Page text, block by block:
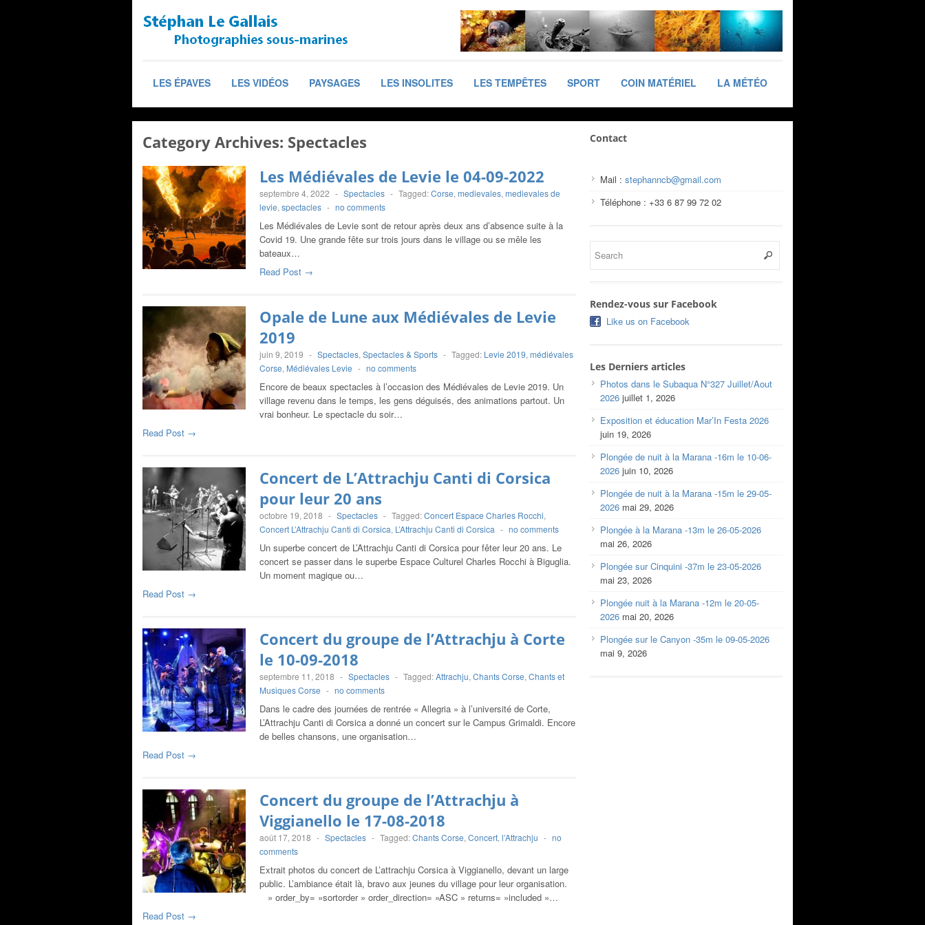
LES ÉPAVES LES VIDÉOS PAYSAGES LES INSOLITES LES TEMPÊTES SPORT COIN MATÉRIEL LA MÉTÉO
Category Archives: Spectacles
Les Médiévales de Levie le 04-09-2022
septembre 4, 2022 - Spectacles - Tagged:Corse, medievales, medievales de
levie, spectacles - no comments
Les Médiévales de Levie sont de retour après deux ans d’absence suite à la
Covid 19. Une grande fête sur trois jours dans le village ou se mêle les
bateaux…
Read Post →
Opale de Lune aux Médiévales de Levie
2019
juin 9, 2019 - Spectacles, Spectacles & Sports - Tagged: Levie 2019, médiévales
Corse, Médiévales Levie - no comments
Encore de beaux spectacles à l’occasion des Médiévales de Levie 2019. Un
village revenu dans le temps, les gens déguisés, des animations partout. Un
vrai bonheur. Le spectacle du soir…
Read Post →
Concert de L’Attrachju Canti di Corsica
pour leur 20 ans
octobre 19, 2018 - Spectacles - Tagged:Concert Espace Charles Rocchi,
Concert L’Attrachju Canti di Corsica, L’Attrachju Canti di Corsica - no comments
Un superbe concert de L’Attrachju Canti di Corsica pour fêter leur 20 ans. Le
concert se passer dans le superbe Espace Culturel Charles Rocchi à Biguglia.
Un moment magique ou…
Read Post →
Concert du groupe de l’Attrachju à Corte
le 10-09-2018
septembre 11, 2018 - Spectacles - Tagged:Attrachju, Chants Corse, Chants et
Musiques Corse - no comments
Dans le cadre des journées de rentrée « Allegria » à l’université de Corte,
L’Attrachju Canti di Corsica a donné un concert sur le Campus Grimaldi. Encore
de belles chansons, une organisation…
Read Post →
Concert du groupe de l’Attrachju à
Viggianello le 17-08-2018
août 17, 2018 - Spectacles - Tagged:Chants Corse, Concert, l’Attrachju - no
comments
Extrait photos du concert de L’attrachju Corsica à Viggianello, devant un large
public. L’ambiance était là, bravo aux jeunes du village pour leur organisation.
» order_by= »sortorder » order_direction= »ASC » returns= »included »…
Read Post →
Contact
Mail : stephanncb@gmail.com
Téléphone : +33 6 87 99 72 02
Rendez-vous sur Facebook
Like us on Facebook
Les Derniers articles
Photos dans le Subaqua N°327 Juillet/Aout
2026 juillet 1, 2026
Exposition et éducation Mar’In Festa 2026
juin 19, 2026
Plongée de nuit à la Marana -16m le 10-06-
2026 juin 10, 2026
Plongée de nuit à la Marana -15m le 29-05-
2026 mai 29, 2026
Plongée à la Marana -13m le 26-05-2026
mai 26, 2026
Plongée sur Cinquini -37m le 23-05-2026
mai 23, 2026
Plongée nuit à la Marana -12m le 20-05-
2026 mai 20, 2026
Plongée sur le Canyon -35m le 09-05-2026
mai 9, 2026